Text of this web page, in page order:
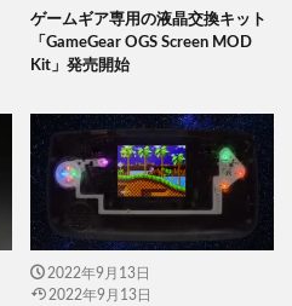
ゲームギア専用の液晶交換キット
「GameGear OGS Screen MOD
Kit」発売開始
2022年9月13日
2022年9月13日